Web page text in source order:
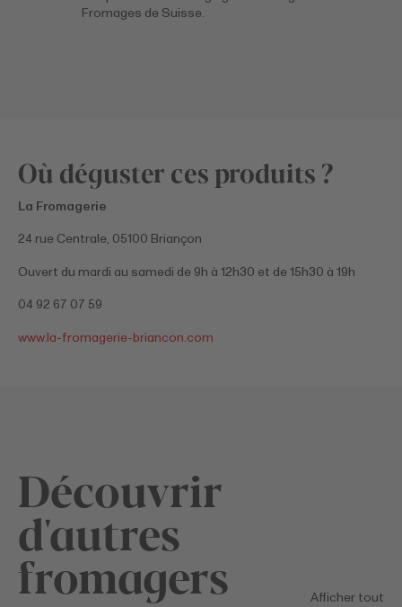
Fromages de Suisse.
Où déguster ces produits ?
La Fromagerie
24 rue Centrale, 05100 Briançon
​Ouvert du mardi au samedi de 9h à 12h30 et de 15h30 à 19h
04 92 67 07 59
www.la-fromagerie-briancon.com
Découvrir
d'autres
fromagers Afficher tout